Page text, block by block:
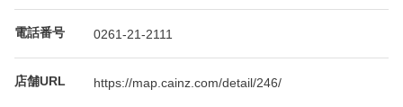
電話番号 0261-21-2111
店舗URL https://map.cainz.com/detail/246/